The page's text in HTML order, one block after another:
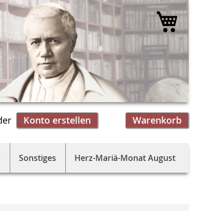
Warenkorb
Konto erstellen
Mein
Sonstiges Herz-Mariä-Monat August